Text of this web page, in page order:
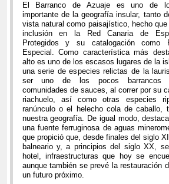
El Barranco de Azuaje es uno de
importante de la geografía insular, tanto
vista natural como paisajístico, hecho
inclusión en la Red Canaria de
Protegidos y su catalogación como
Especial. Como característica más
alto es uno de los escasos lugares de la
una serie de especies relictas de la
ser uno de los pocos barrancos
comunidades de sauces, al correr por su
riachuelo, así como otras especies
ranúnculo o el helecho cola de caballo,
nuestra geografía. De igual modo,
una fuente ferruginosa de aguas
que propició que, desde finales del siglo
balneario y, a principios del siglo XX,
hotel, infraestructuras que hoy se
aunque también se prevé la restauración
un futuro próximo.